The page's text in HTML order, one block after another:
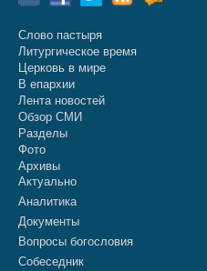
Слово пастыря
Литургическое время
Церковь в мире
В епархии
Лента новостей
Обзор СМИ
Разделы
Фото
Архивы
Актуально
Аналитика
Документы
Вопросы богословия
Собеседник